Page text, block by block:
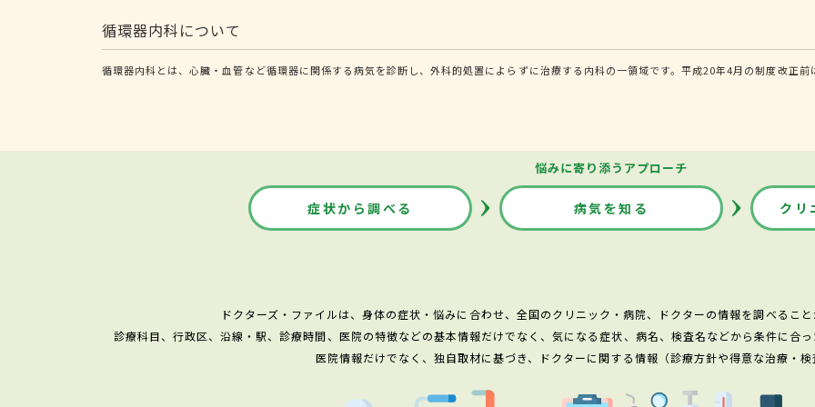
循環器内科について
循環器内科とは、心臓・血管など循環器に関係する病気を診断し、外科的処置によらずに治療する内科の一領域です。平成20年4月の制度改正
悩みに寄り添うアプローチ
症状から調べる 病気を知る クリ
ドクターズ・ファイルは、身体の症状・悩みに合わせ、全国のクリニック・病院、ドクターの情報を調べるこ
診療科目、行政区、沿線・駅、診療時間、医院の特徴などの基本情報だけでなく、気になる症状、病名、検査名などから条件に合
医院情報だけでなく、独自取材に基づき、ドクターに関する情報（診療方針や得意な治療・